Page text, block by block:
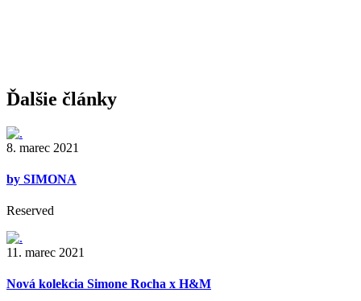
Ďalšie články
8. marec 2021
by SIMONA
Reserved
11. marec 2021
Nová kolekcia Simone Rocha x H&M